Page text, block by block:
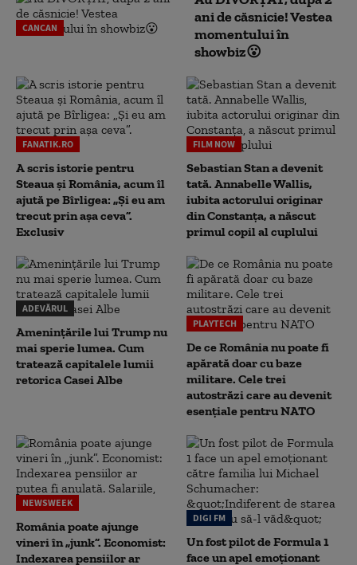
CANCAN
ani de căsnicie! Vestea
momentului în
showbiz😮
FANATIK.RO
A scris istorie pentru
Steaua și România, acum îl
ajută pe Bîrligea: „Și eu am
trecut prin așa ceva”.
Exclusiv
FILM NOW
Sebastian Stan a devenit
tată. Annabelle Wallis,
iubita actorului originar
din Constanța, a născut
primul copil al cuplului
ADEVĂRUL
Amenințările lui Trump nu
mai sperie lumea. Cum
tratează capitalele lumii
retorica Casei Albe
PLAYTECH
De ce România nu poate fi
apărată doar cu baze
militare. Cele trei
autostrăzi care au devenit
esențiale pentru NATO
NEWSWEEK
România poate ajunge
vineri în „junk”. Economist:
Indexarea pensiilor ar
DIGI FM
Un fost pilot de Formula 1
face un apel emoționant